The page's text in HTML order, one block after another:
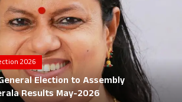
2026
Election to Assembly
Results May-2026